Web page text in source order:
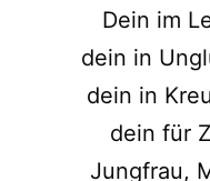
Dein im
dein in
dein in
dein für
Jungfrau,